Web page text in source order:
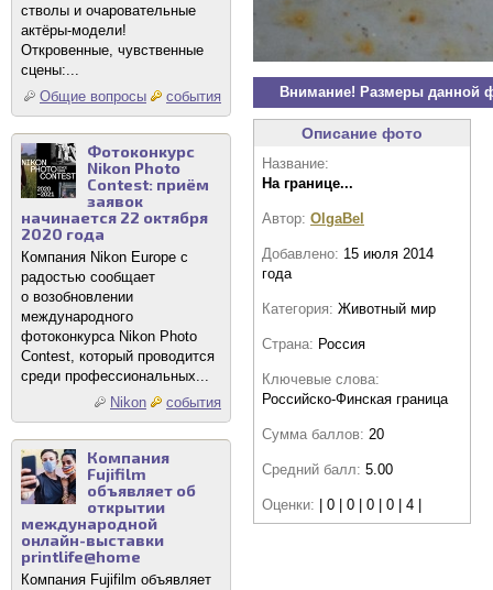
стволы и очаровательные
актёры-модели!
Откровенные, чувственные
сцены:...
Общие вопросы
события
Фотоконкурс
Nikon Photo
Contest: приём
заявок
начинается 22 октября
2020 года
Компания Nikon Europe с
радостью сообщает
о возобновлении
международного
фотоконкурса Nikon Photo
Contest, который проводится
среди профессиональных...
Nikon
события
Компания
Fujifilm
объявляет об
открытии
международной
онлайн-выставки
printlife@home
Компания Fujifilm объявляет
Внимание! Размеры данной
Описание фото
Название:
На границе...
Автор: OlgaBel
Добавлено: 15 июля 2014
года
Категория: Животный мир
Страна: Россия
Ключевые слова:
Российско-Финская граница
Сумма баллов: 20
Средний балл: 5.00
Оценки: | 0 | 0 | 0 | 0 | 4 |